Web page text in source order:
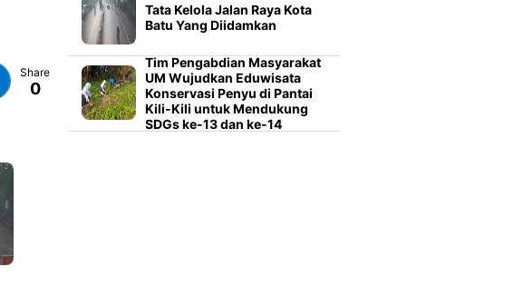
Share
0
Tata Kelola Jalan Raya Kota
Batu Yang Diidamkan
Tim Pengabdian Masyarakat
UM Wujudkan Eduwisata
Konservasi Penyu di Pantai
Kili-Kili untuk Mendukung
SDGs ke-13 dan ke-14